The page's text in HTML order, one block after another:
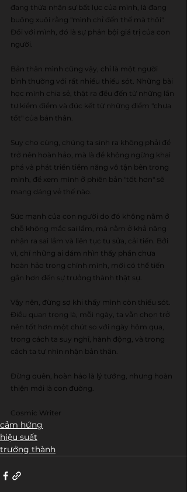
đang thừa nhận sự bất lực của mình, là đang
buông xuôi rằng "mình chỉ đến thế mà thôi".
Đối với mình, đó là sự phản bội giá trị của con
người.
Bản thân mình cũng vậy, chỉ là một người
bình thường với rất nhiều thiếu sót. Những bài
học mình chia sẻ, thật ra đều đến từ những lần
tự kiểm điểm và đúc kết từ những điểm "chưa
tốt" của bản thân.
Suy cho cùng, chúng ta sinh ra không phải để
trở nên hoàn hảo, mà là để không ngừng khai
phá và phát triển tiềm năng vô tận bên trong
mình, để xem mình ở phiên bản "tốt hơn" sẽ
mang dáng vẻ thế nào.
Sức mạnh của con người do đó không nằm ở
chỗ không mắc sai lầm, mà nằm ở khả năng
nhận ra sai lầm và liên tục tu sửa, cải tiến. Bởi
vì, chỉ những ai dám nhìn thấy phần chưa
hoàn hảo trong chính mình, mới có thể tiến
gần hơn đến sự trưởng thành thật sự.
Vậy nên, đừng sợ khi thấy mình còn thiếu sót.
Điều quan trọng là, mỗi ngày, ta vẫn chọn trở
nên tốt hơn một chút so với ngày hôm qua,
trong cách ta suy nghĩ, hành động, và trong
cách ta tự nhìn nhận bản thân.
Đừng quên, hoàn hảo là lý tưởng, nhưng hoàn
thiện mới là con đường.
Cosmic Writer
cảm hứng
hiệu suất
trưởng thành